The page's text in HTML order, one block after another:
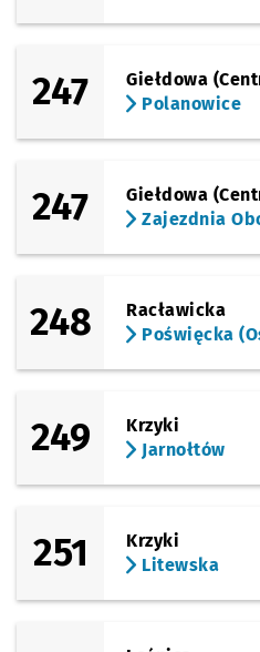
247
Giełdowa
Polanowice
247
Giełdowa
Zajezdnia
248
Racławicka
Poświęcka
249
Krzyki
Jarnołtów
251
Krzyki
Litewska